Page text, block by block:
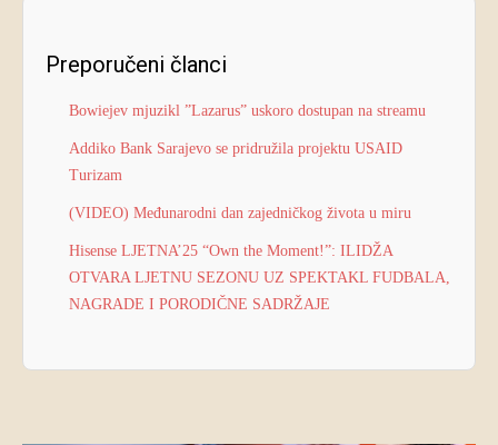
Preporučeni članci
Bowiejev mjuzikl ”Lazarus” uskoro dostupan na streamu
Addiko Bank Sarajevo se pridružila projektu USAID
Turizam
(VIDEO) Međunarodni dan zajedničkog života u miru
Hisense LJETNA’25 “Own the Moment!”: ILIDŽA
OTVARA LJETNU SEZONU UZ SPEKTAKL FUDBALA,
NAGRADE I PORODIČNE SADRŽAJE